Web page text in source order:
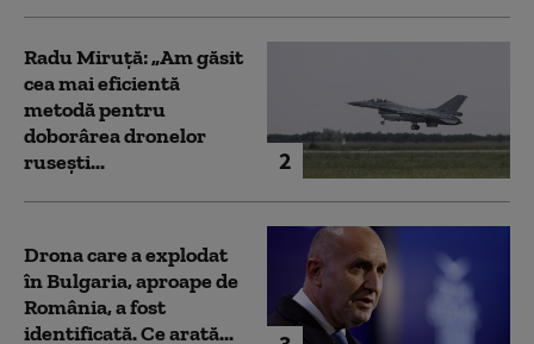
2
Radu Miruță: „Am găsit
cea mai eficientă
metodă pentru
doborârea dronelor
rusești...
Drona care a explodat
în Bulgaria, aproape de
România, a fost
identificată. Ce arată...